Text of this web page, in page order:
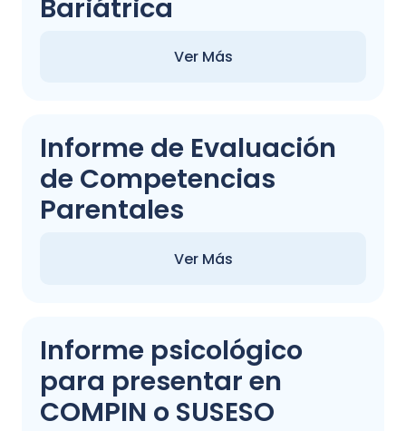
Bariátrica
Ver Más
Informe de Evaluación
de Competencias
Parentales
Ver Más
Informe psicológico
para presentar en
COMPIN o SUSESO